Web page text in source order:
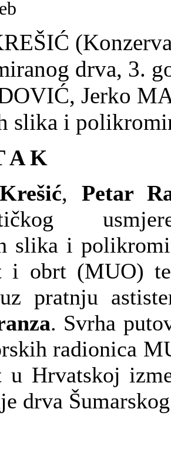
drva, 3.
Jerko
slika i
A K
, Petar
slika i
i obrt (MUO)
pratnju
. Svrha
radionica
u Hrvatskoj
drva